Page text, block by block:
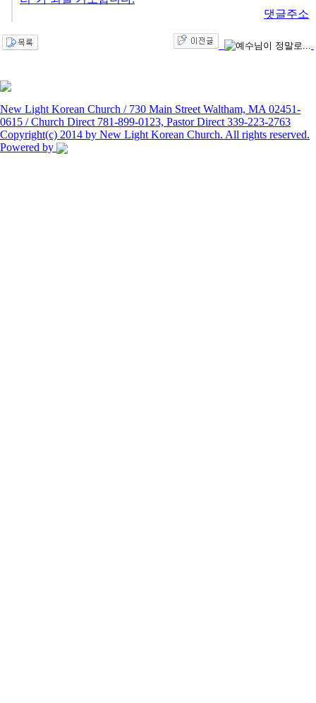
댓글주소
New Light Korean Church / 730 Main Street Waltham, MA 02451-
0615 / Church Direct 781-899-0123, Pastor Direct 339-223-2763
Copyright(c) 2014 by New Light Korean Church. All rights reserved.
Powered by